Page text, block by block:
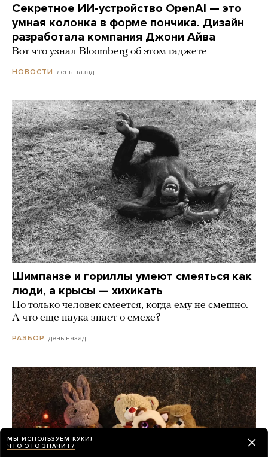
Секретное ИИ-устройство OpenAI — это
умная колонка в форме пончика. Дизайн
разработала компания Джони Айва
Вот что узнал Bloomberg об этом гаджете
НОВОСТИ день назад
Шимпанзе и гориллы умеют смеяться как
люди, а крысы — хихикать
Но только человек смеется, когда ему не смешно.
А что еще наука знает о смехе?
РАЗБОР день назад
МЫ ИСПОЛЬЗУЕМ КУКИ!
ЧТО ЭТО ЗНАЧИТ?